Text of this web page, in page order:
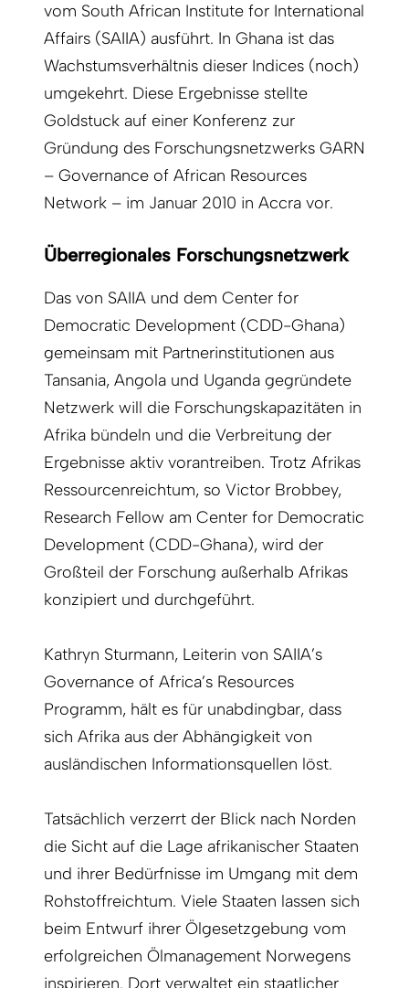
vom South African Institute for International
Affairs (SAIIA) ausführt. In Ghana ist das
Wachstumsverhältnis dieser Indices (noch)
umgekehrt. Diese Ergebnisse stellte
Goldstuck auf einer Konferenz zur
Gründung des Forschungsnetzwerks GARN
– Governance of African Resources
Network – im Januar 2010 in Accra vor.
Überregionales Forschungsnetzwerk
Das von SAIIA und dem Center for
Democratic Development (CDD-Ghana)
gemeinsam mit Partnerinstitutionen aus
Tansania, Angola und Uganda gegründete
Netzwerk will die Forschungskapazitäten in
Afrika bündeln und die Verbreitung der
Ergebnisse aktiv vorantreiben. Trotz Afrikas
Ressourcenreichtum, so Victor Brobbey,
Research Fellow am Center for Democratic
Development (CDD-Ghana), wird der
Großteil der Forschung außerhalb Afrikas
konzipiert und durchgeführt.
Kathryn Sturmann, Leiterin von ­SAIIA’s
Governance of Africa’s Resources
Programm, hält es für unabdingbar, dass
sich Afrika aus der Abhängigkeit von
ausländischen Informationsquellen löst.
Tatsächlich verzerrt der Blick nach Norden
die Sicht auf die Lage afrikanischer Staaten
und ihrer Bedürfnisse im Umgang mit dem
Rohstoffreichtum. Viele Staaten lassen sich
beim Entwurf ihrer Ölgesetzgebung vom
erfolgreichen Ölmanagement Norwegens
inspirieren. Dort verwaltet ein staatlicher